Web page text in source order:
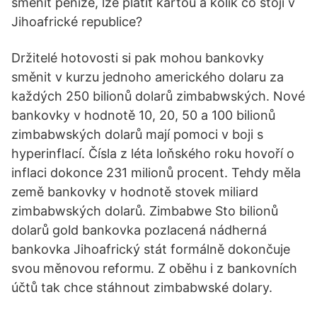
Jihoafrické republice?
Držitelé hotovosti si pak mohou bankovky
směnit v kurzu jednoho amerického dolaru za
každých 250 bilionů dolarů zimbabwských. Nové
bankovky v hodnotě 10, 20, 50 a 100 bilionů
zimbabwských dolarů mají pomoci v boji s
hyperinflací. Čísla z léta loňského roku hovoří o
inflaci dokonce 231 milionů procent. Tehdy měla
země bankovky v hodnotě stovek miliard
zimbabwských dolarů. Zimbabwe Sto bilionů
dolarů gold bankovka pozlacená nádherná
bankovka Jihoafrický stát formálně dokončuje
svou měnovou reformu. Z oběhu i z bankovních
účtů tak chce stáhnout zimbabwské dolary.